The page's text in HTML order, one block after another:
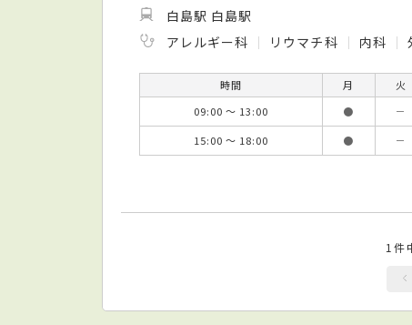
白島駅 白島駅
アレルギー科
リウマチ科 内科
時間 月 火
09:00 ～ 13:00
● －
15:00 ～ 18:00
● －
1件